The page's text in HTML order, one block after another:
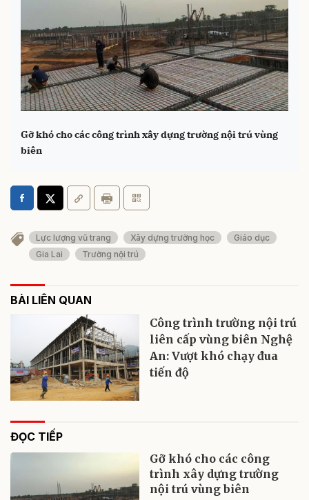
Gỡ khó cho các công trình xây dựng trường nội trú vùng
biên
Lực lượng vũ trang Xây dựng trường học
Giáo dục
Gia Lai
Trường nội trú
BÀI LIÊN QUAN
Công trình trường nội trú
liên cấp vùng biên Nghệ
An: Vượt khó chạy đua
tiến độ
ĐỌC TIẾP
Gỡ khó cho các công
trình xây dựng trường
nội trú vùng biên